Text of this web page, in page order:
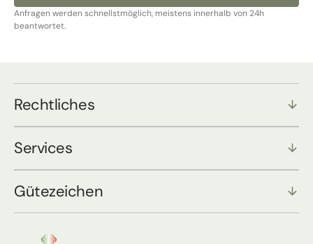
Anfragen werden schnellstmöglich, meistens innerhalb von 24h
beantwortet.
Rechtliches
Services
Gütezeichen